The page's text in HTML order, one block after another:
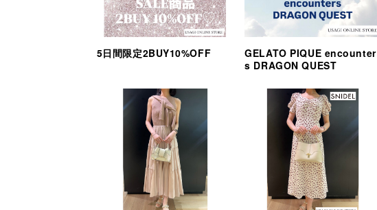
5日間限定2BUY10%OFF
GELATO PIQUE encounter
s DRAGON QUEST